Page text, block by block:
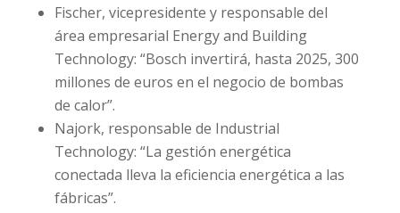
Fischer, vicepresidente y responsable del
área empresarial Energy and Building
Technology: “Bosch invertirá, hasta 2025, 300
millones de euros en el negocio de bombas
de calor”.
Najork, responsable de Industrial
Technology: “La gestión energética
conectada lleva la eficiencia energética a las
fábricas”.